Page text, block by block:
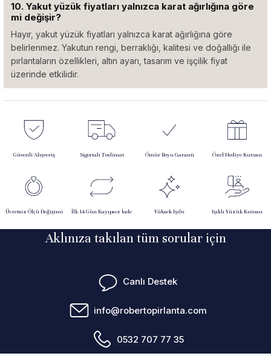
10. Yakut yüzük fiyatları yalnızca karat ağırlığına göre
mi değişir?
Hayır, yakut yüzük fiyatları yalnızca karat ağırlığına göre
belirlenmez. Yakutun rengi, berraklığı, kalitesi ve doğallığı ile
pırlantaların özellikleri, altın ayarı, tasarım ve işçilik fiyat
üzerinde etkilidir.
Güvenli Alışveriş Sigortalı Teslimat Ömür Boyu Garanti Özel Hediye Kutusu
Ücretsiz Ölçü Değişimi İlk 14 Gün Kayıpsız İade Yüksek Işıltı Işıklı Yüzük Kutusu
Aklınıza takılan tüm sorular için
Canlı Destek
info@robertopirlanta.com
0532 707 77 35